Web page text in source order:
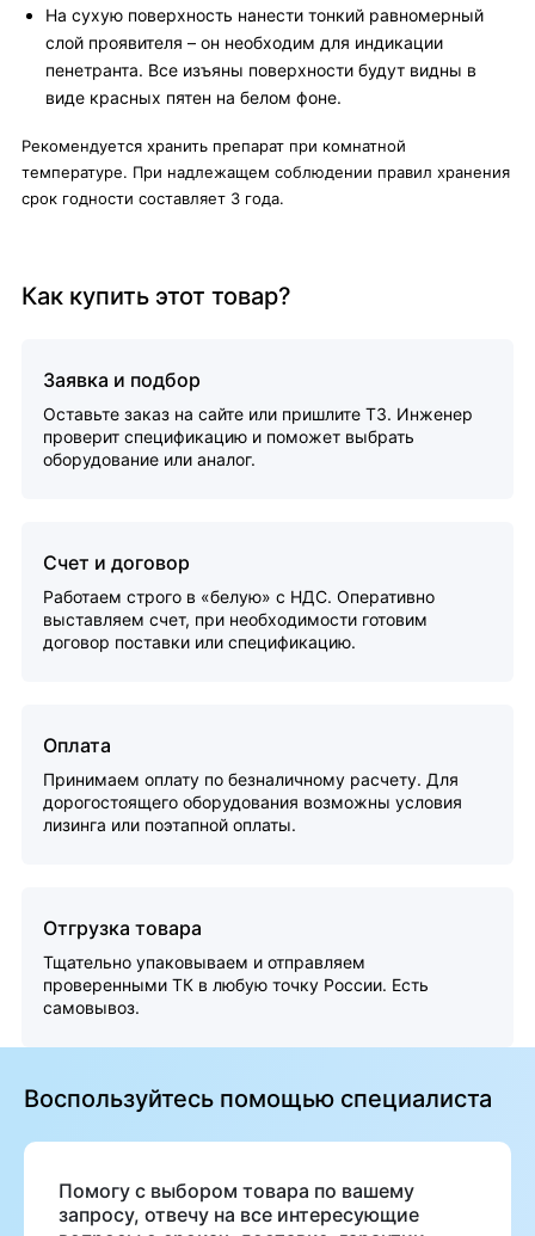
На сухую поверхность нанести тонкий равномерный
слой проявителя – он необходим для индикации
пенетранта. Все изъяны поверхности будут видны в
виде красных пятен на белом фоне.
Рекомендуется хранить препарат при комнатной
температуре. При надлежащем соблюдении правил хранения
срок годности составляет 3 года.
Как купить этот товар?
Заявка и подбор
Оставьте заказ на сайте или пришлите ТЗ. Инженер
проверит спецификацию и поможет выбрать
оборудование или аналог.
Счет и договор
Работаем строго в «белую» с НДС. Оперативно
выставляем счет, при необходимости готовим
договор поставки или спецификацию.
Оплата
Принимаем оплату по безналичному расчету. Для
дорогостоящего оборудования возможны условия
лизинга или поэтапной оплаты.
Отгрузка товара
Тщательно упаковываем и отправляем
проверенными ТК в любую точку России. Есть
самовывоз.
Воспользуйтесь помощью специалиста
Помогу с выбором товара по вашему
запросу, отвечу на все интересующие